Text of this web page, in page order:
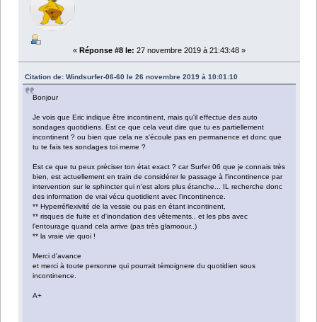
« Réponse #8 le: 27 novembre 2019 à 21:43:48 »
Citation de: Windsurfer-06-60 le 26 novembre 2019 à 10:01:10
Bonjour
Je vois que Eric indique être incontinent, mais qu'il effectue des auto
sondages quotidiens. Est ce que cela veut dire que tu es partiellement
incontinent ? ou bien que cela ne s'écoule pas en permanence et donc que
tu te fais tes sondages toi meme ?
Est ce que tu peux préciser ton état exact ? car Surfer 06 que je connais très
bien, est actuellement en train de considérer le passage à l'incontinence par
intervention sur le sphincter qui n'est alors plus étanche... IL recherche donc
des information de vrai vécu quotidient avec l'incontinence.
** Hyperréflexivité de la vessie ou pas en étant incontinent,
** risques de fuite et d'inondation des vêtements.. et les pbs avec
l'entourage quand cela arrive (pas très glamoour..)
** la vraie vie quoi !
Merci d'avance
et merci à toute personne qui pourrait témoignere du quotidien sous
incontinence.
A+